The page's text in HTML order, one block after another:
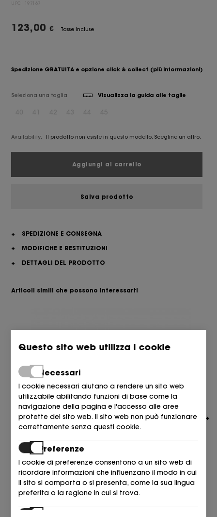
UPC: 197167
123,00 € Tasse Incluse
Spedizione GRATUITA e opzione click & collect (più informazioni)
Seleziona una taglia Visualizza la guida alle taglie
Availability: Il prodotto non esiste in questo modello. Scegline un altro.
Aggiungi al carrello
Salva prodotto
+
SPEDIZIONE E CONSEGNA
+
MODIFICHE E RESTITUZIONI
+
DETTAGLI DEL PRODOTTO
Articoli simili che possono interessarti
EA7
DEPORTIVO NYLON GRIS MZ862 PEWTER/GR
175,00€
Questo sito web utilizza i cookie
Necessari
I cookie necessari aiutano a rendere un sito web
utilizzabile abilitando funzioni di base come la
navigazione della pagina e l'accesso alle aree
protette del sito web. Il sito web non può funzionare
correttamente senza questi cookie.
Preferenze
I cookie di preferenze consentono a un sito web di
ricordare informazioni che influenzano il modo in cui
il sito si comporta o si presenta, come la sua lingua
preferita o la regione in cui si trova.